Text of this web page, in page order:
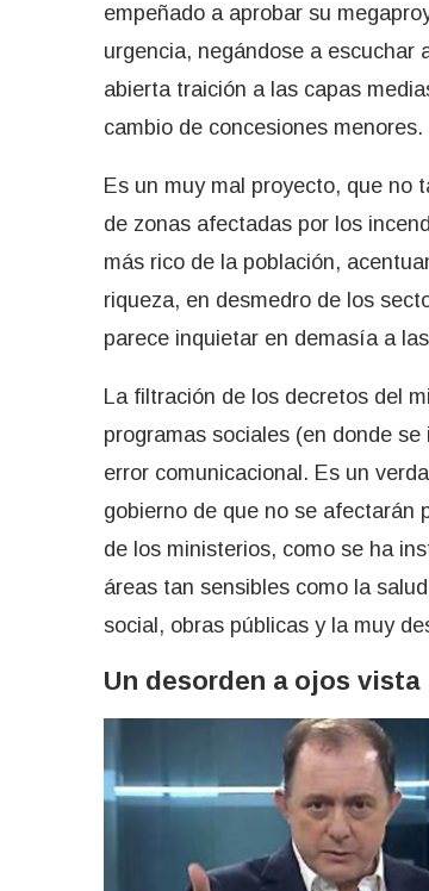
empeñado a aprobar su
urgencia, negándose a escuchar
abierta traición a las capas
cambio de concesiones menores.
Es un muy mal proyecto, que no
de zonas afectadas por los
más rico de la población,
riqueza, en desmedro de los
parece inquietar en demasía a
La filtración de los decretos del
programas sociales (en donde
error comunicacional. Es un
gobierno de que no se afectarán
de los ministerios, como se ha
áreas tan sensibles como la
social, obras públicas y la muy
Un desorden a ojos vista